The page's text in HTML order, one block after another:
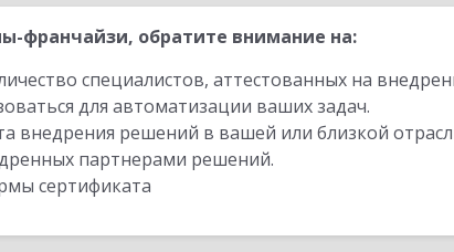
франчайзи, обратите внимание на:
специалистов, аттестованных на
для автоматизации ваших задач.
внедрения решений в вашей или близкой
партнерами решений.
сертификата